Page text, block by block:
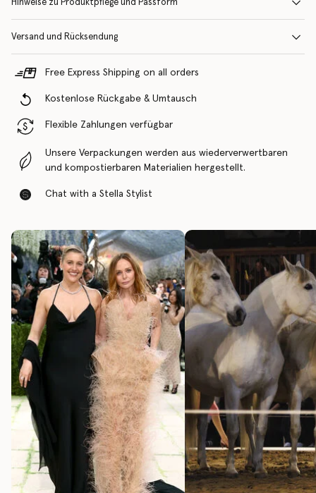
Hinweise zu Produktpflege und Passform
Versand und Rücksendung
Free Express Shipping on all orders
Kostenlose Rückgabe & Umtausch
Flexible Zahlungen verfügbar
Unsere Verpackungen werden aus wiederverwertbaren
und kompostierbaren Materialien hergestellt.
Chat with a Stella Stylist